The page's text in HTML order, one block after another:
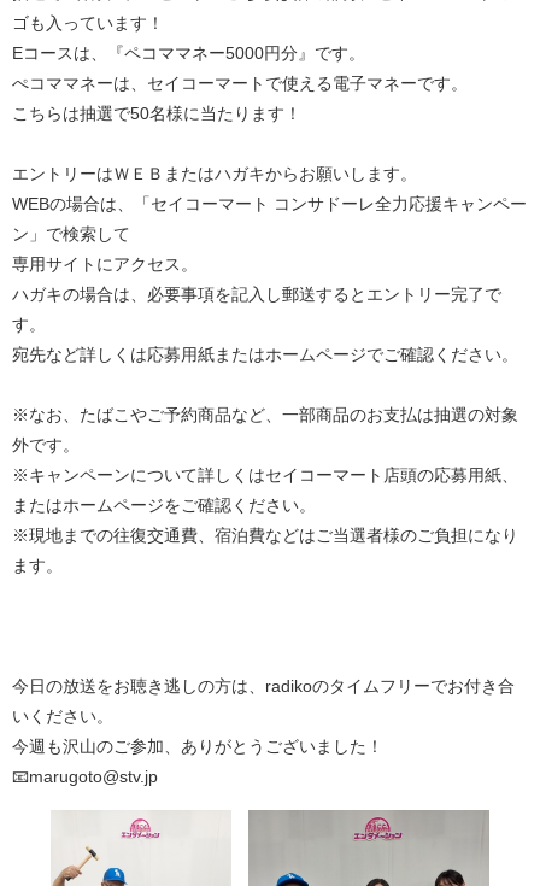
ゴも入っています！
Eコースは、『ペコママネー5000円分』です。
ぺコママネーは、セイコーマートで使える電子マネーです。
こちらは抽選で50名様に当たります！
エントリーはＷＥＢまたはハガキからお願いします。
WEBの場合は、「セイコーマート コンサドーレ全力応援キャンペー
ン」で検索して
専用サイトにアクセス。
ハガキの場合は、必要事項を記入し郵送するとエントリー完了で
す。
宛先など詳しくは応募用紙またはホームページでご確認ください。
※なお、たばこやご予約商品など、一部商品のお支払は抽選の対象
外です。
※キャンペーンについて詳しくはセイコーマート店頭の応募用紙、
またはホームページをご確認ください。
※現地までの往復交通費、宿泊費などはご当選者様のご負担になり
ます。
今日の放送をお聴き逃しの方は、radikoのタイムフリーでお付き合
いください。
今週も沢山のご参加、ありがとうございました！
📧marugoto@stv.jp